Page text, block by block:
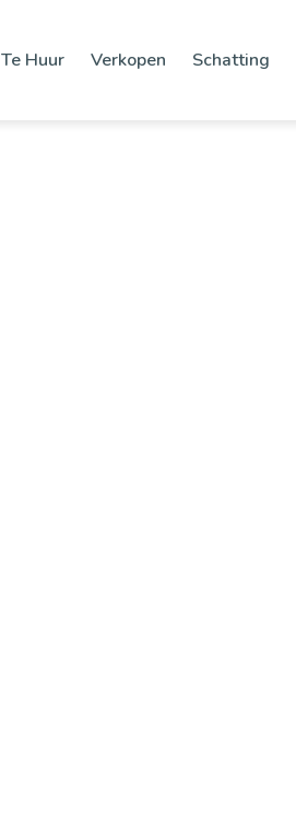
Te Huur Verkopen Schatting